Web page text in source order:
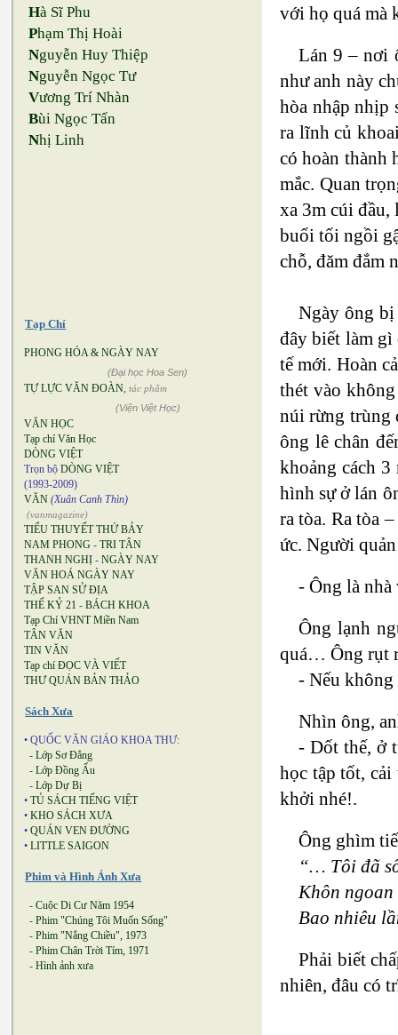
Hà Sĩ Phu
Phạm Thị Hoài
Nguyễn Huy Thiệp
Nguyễn Ngọc Tư
Vương Trí Nhàn
Bùi Ngọc Tấn
Nhị Linh
Tạp Chí
PHONG HÓA & NGÀY NAY
(Đại học Hoa Sen)
TỰ LỰC VĂN ĐOÀN, tác phẩm
(Viện Việt Học)
VĂN HỌC
Tạp chí Văn Học
DÒNG VIỆT
Trọn bộ DÒNG VIỆT
(1993-2009)
VĂN (Xuân Canh Thìn)
(vanmagazine)
TIỂU THUYẾT THỨ BẢY
NAM PHONG - TRI TÂN
THANH NGHỊ - NGÀY NAY
VĂN HOÁ NGÀY NAY
TẬP SAN SỬ ĐỊA
THẾ KỶ 21 - BÁCH KHOA
Tạp Chí VHNT Miền Nam
TÂN VĂN
TIN VĂN
Tạp chí ĐỌC VÀ VIẾT
THƯ QUÁN BẢN THẢO
Sách Xưa
• QUỐC VĂN GIÁO KHOA THƯ:
- Lớp Sơ Đẳng
- Lớp Đồng Ấu
- Lớp Dự Bị
• TỦ SÁCH TIẾNG VIỆT
• KHO SÁCH XƯA
• QUÁN VEN ĐƯỜNG
• LITTLE SAIGON
Phim và Hình Ảnh Xưa
- Cuộc Di Cư Năm 1954
- Phim "Chúng Tôi Muốn Sống"
- Phim "Nắng Chiều", 1973
- Phim Chân Trời Tím, 1971
- Hình ảnh xưa
với họ quá mà
Lán 9 – nơi
như anh này
hòa nhập nhịp
ra lĩnh củ
có hoàn thành
mắc. Quan
xa 3m cúi đầu,
buổi tối ngồi
chỗ, đăm đắm
Ngày ông
đây biết làm gì
tế mới. Hoàn
thét vào
núi rừng trùng
ông lê chân
khoảng cách
hình sự ở lán
ra tòa. Ra tòa
ức. Người
- Ông là
Ông lạnh
quá… Ông rụt
- Nếu không
Nhìn ông,
- Dốt thế, ở
học tập tốt,
khởi nhé!.
Ông ghìm
“… Tôi đã
Khôn
Bao nhiêu
Phải biết
nhiên, đâu có